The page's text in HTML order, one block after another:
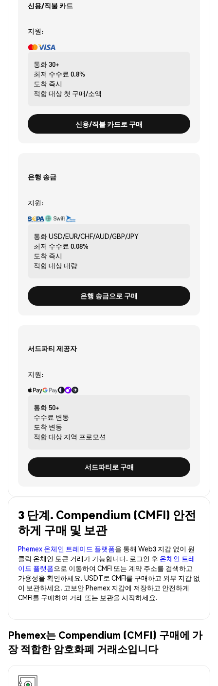
신용/직불 카드
지원:
통화30+
최저 수수료 0.8%
도착 즉시
적합 대상 첫 구매/소액
신용/직불 카드로 구매
은행 송금
지원:
통화USD/EUR/CHF/AUD/GBP/JPY
최저 수수료 0.08%
도착 즉시
적합 대상대량
은행 송금으로 구매
서드파티 제공자
지원:
통화 50+
수수료 변동
도착 변동
적합 대상 지역 프로모션
서드파티로 구매
3 단계. Compendium (CMFI) 안전
하게 구매 및 보관
Phemex 온체인 트레이드 플랫폼을 통해 Web3 지갑 없이 원
클릭 온체인 토큰 거래가 가능합니다. 로그인 후 온체인 트레
이드 플랫폼으로 이동하여 CMFI 또는 계약 주소를 검색하고
가용성을 확인하세요. USDT로 CMFI를 구매하고 외부 지갑 없
이 보관하세요. 고보안 Phemex 지갑에 저장하고 안전하게
CMFI를 구매하여 거래 또는 보관을 시작하세요.
Phemex는 Compendium (CMFI) 구매에 가
장 적합한 암호화폐 거래소입니다